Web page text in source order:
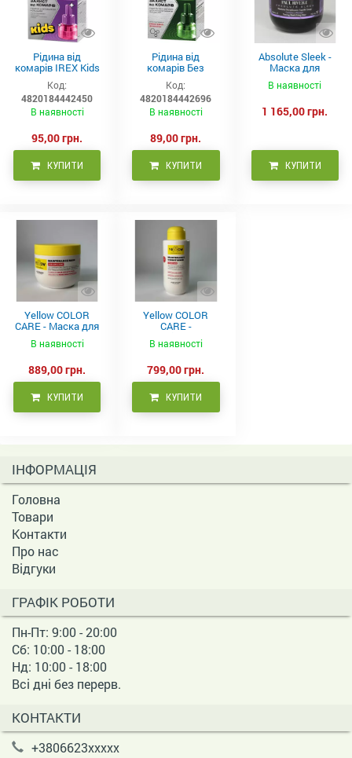
Рідина від
комарів IREX Kids
д/дітей (30 ночей),
20мл
Код:
4820184442450
В наявності
95,00 грн.
КУПИТИ
Рідина від
комарів Без
запаху IREX (30
ночей), 20мл
Код:
4820184442696
В наявності
89,00 грн.
КУПИТИ
Absolute Sleek -
Маска для
неслухняного
волосся 300 мл
В наявності
1 165,00 грн.
КУПИТИ
Yellow COLOR
CARE - Маска для
фарбованого
волосся, 500 мл
В наявності
889,00 грн.
КУПИТИ
Yellow COLOR
CARE -
Кондиціонер для
фарбованого
В наявності
799,00 грн.
КУПИТИ
ІНФОРМАЦІЯ
Головна
Товари
Контакти
Про нас
Відгуки
ГРАФІК РОБОТИ
Пн-Пт: 9:00 - 20:00
Сб: 10:00 - 18:00
Нд: 10:00 - 18:00
Всі дні без перерв.
КОНТАКТИ
+3806623xxxxx